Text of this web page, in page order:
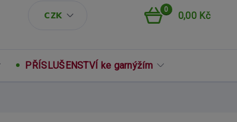
CZK
0
0,00 Kč
PŘÍSLUŠENSTVÍ ke garnýžím